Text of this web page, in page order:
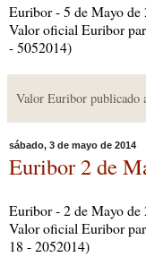
Euribor - 5 de Mayo
Valor oficial Euribor
- 5052014)
Valor Euribor publicado
sábado, 3 de mayo de 2014
Euribor 2 de
Euribor - 2 de Mayo
Valor oficial Euribor
18 - 2052014)